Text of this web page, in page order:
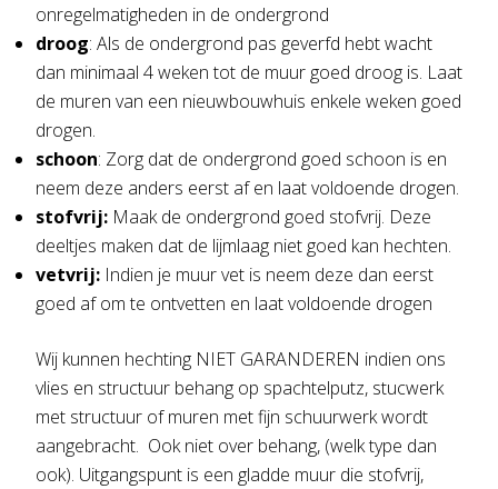
onregelmatigheden in de ondergrond
droog: Als de ondergrond pas geverfd hebt wacht
dan minimaal 4 weken tot de muur goed droog is. Laat
de muren van een nieuwbouwhuis enkele weken goed
drogen.
schoon: Zorg dat de ondergrond goed schoon is en
neem deze anders eerst af en laat voldoende drogen.
stofvrij: Maak de ondergrond goed stofvrij. Deze
deeltjes maken dat de lijmlaag niet goed kan hechten.
vetvrij: Indien je muur vet is neem deze dan eerst
goed af om te ontvetten en laat voldoende drogen
Wij kunnen hechting NIET GARANDEREN indien ons
vlies en structuur behang op spachtelputz, stucwerk
met structuur of muren met fijn schuurwerk wordt
aangebracht. Ook niet over behang, (welk type dan
ook). Uitgangspunt is een gladde muur die stofvrij,